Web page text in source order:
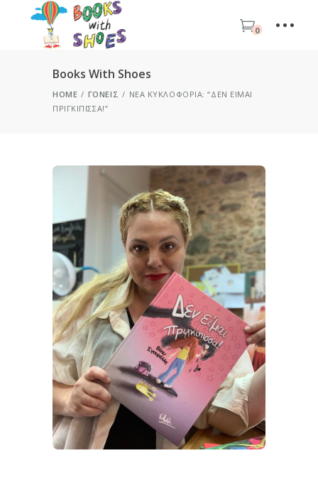
0
Books With Shoes
HOME ΓΟΝΕΊΣ
ΝΈΑ ΚΥΚΛΟΦΟΡΊΑ: “ΔΕΝ ΕΊΜΑΙ
ΠΡΙΓΚΊΠΙΣΣΑ!”